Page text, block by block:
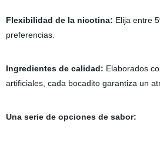
Flexibilidad de la nicotina: Elija entre
preferencias.
Ingredientes de calidad: Elaborados
artificiales, cada bocadito garantiza un
Una serie de opciones de sabor: